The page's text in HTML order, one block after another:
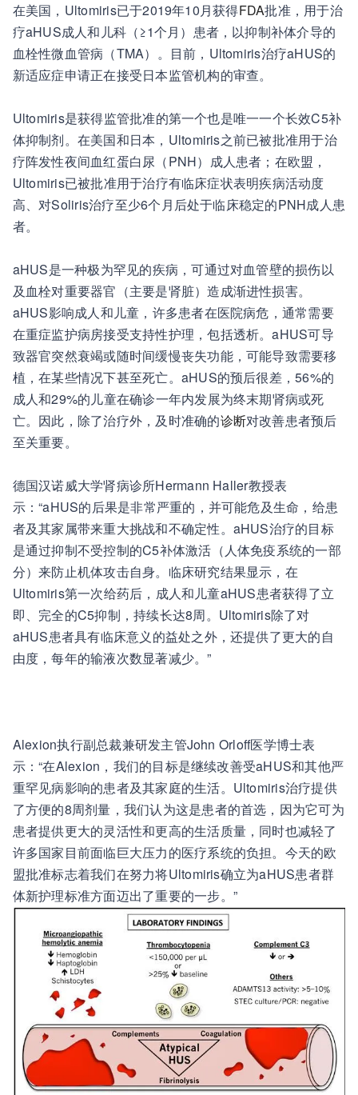
在美国，Ultomiris已于2019年10月获得FDA批准，用于治
疗aHUS成人和儿科（≥1个月）患者，以抑制补体介导的
血栓性微血管病（TMA）。目前，Ultomiris治疗aHUS的
新适应症申请正在接受日本监管机构的审查。
Ultomiris是获得监管批准的第一个也是唯一一个长效C5补
体抑制剂。在美国和日本，Ultomiris之前已被批准用于治
疗阵发性夜间血红蛋白尿（PNH）成人患者；在欧盟，
Ultomiris已被批准用于治疗有临床症状表明疾病活动度
高、对Soliris治疗至少6个月后处于临床稳定的PNH成人患
者。
aHUS是一种极为罕见的疾病，可通过对血管壁的损伤以
及血栓对重要器官（主要是肾脏）造成渐进性损害。
aHUS影响成人和儿童，许多患者在医院病危，通常需要
在重症监护病房接受支持性护理，包括透析。aHUS可导
致器官突然衰竭或随时间缓慢丧失功能，可能导致需要移
植，在某些情况下甚至死亡。aHUS的预后很差，56%的
成人和29%的儿童在确诊一年内发展为终末期肾病或死
亡。因此，除了治疗外，及时准确的诊断对改善患者预后
至关重要。
德国汉诺威大学肾病诊所Hermann Haller教授表
示：“aHUS的后果是非常严重的，并可能危及生命，给患
者及其家属带来重大挑战和不确定性。aHUS治疗的目标
是通过抑制不受控制的C5补体激活（人体免疫系统的一部
分）来防止机体攻击自身。临床研究结果显示，在
Ultomiris第一次给药后，成人和儿童aHUS患者获得了立
即、完全的C5抑制，持续长达8周。Ultomiris除了对
aHUS患者具有临床意义的益处之外，还提供了更大的自
由度，每年的输液次数显著减少。”
Alexion执行副总裁兼研发主管John Orloff医学博士表
示：“在Alexion，我们的目标是继续改善受aHUS和其他严
重罕见病影响的患者及其家庭的生活。Ultomiris治疗提供
了方便的8周剂量，我们认为这是患者的首选，因为它可为
患者提供更大的灵活性和更高的生活质量，同时也减轻了
许多国家目前面临巨大压力的医疗系统的负担。今天的欧
盟批准标志着我们在努力将Ultomiris确立为aHUS患者群
体新护理标准方面迈出了重要的一步。”